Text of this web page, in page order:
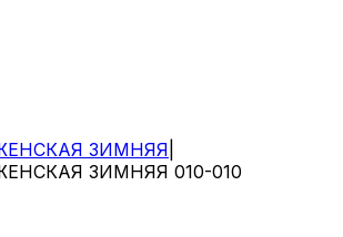
ЗИМНЯЯ
ЗИМНЯЯ 010-010